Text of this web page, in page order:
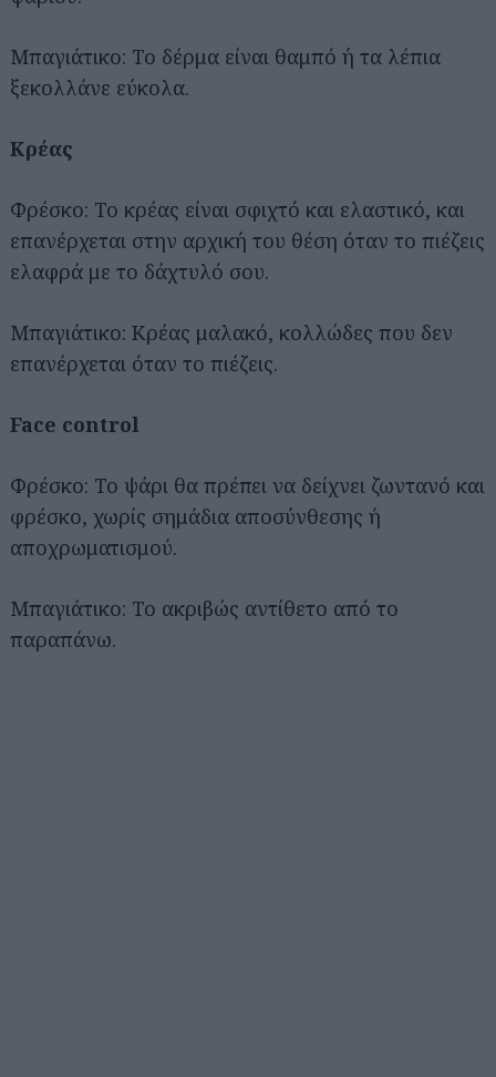
Μπαγιάτικο: Το δέρμα είναι θαμπό ή τα λέπια
ξεκολλάνε εύκολα.
Κρέας
Φρέσκο: Το κρέας είναι σφιχτό και ελαστικό, και
επανέρχεται στην αρχική του θέση όταν το πιέζεις
ελαφρά με το δάχτυλό σου.
Μπαγιάτικο: Κρέας μαλακό, κολλώδες που δεν
επανέρχεται όταν το πιέζεις.
Face control
Φρέσκο: Το ψάρι θα πρέπει να δείχνει ζωντανό και
φρέσκο, χωρίς σημάδια αποσύνθεσης ή
αποχρωματισμού.
Μπαγιάτικο: Το ακριβώς αντίθετο από το
παραπάνω.